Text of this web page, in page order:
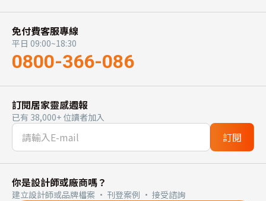
免付費客服專線
平日 09:00~18:30
0800-366-086
訂閱居家靈感週報
已有 38,000+ 位讀者加入
訂閱
你是設計師或廠商嗎？
建立設計師或品牌檔案 · 刊登案例 · 接受諮詢